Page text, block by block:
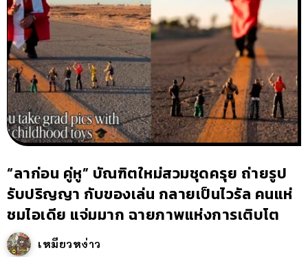
“ลาก่อน คู่หู” บัณฑิตใหม่สวมชุดครุย ถ่ายรูป
รับปริญญา กับของเล่น กลายเป็นไวรัล คนแห่
ชมไอเดีย แจ่มมาก ฉายภาพแห่งการเติบโต
เหมียวหง่าว